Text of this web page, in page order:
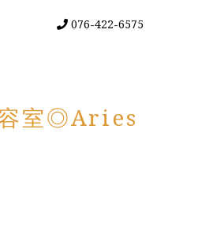
076-422-6575
室◎Aries